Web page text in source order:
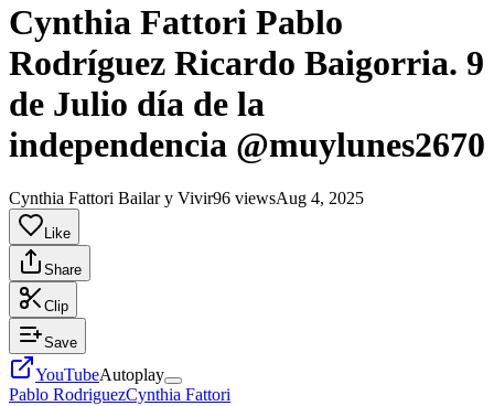
Cynthia Fattori Pablo
Rodríguez Ricardo Baigorria. 9
de Julio día de la
independencia @muylunes2670
Cynthia Fattori Bailar y Vivir96 viewsAug 4, 2025
Like
Share
Clip
Save
YouTubeAutoplay
Pablo RodriguezCynthia Fattori